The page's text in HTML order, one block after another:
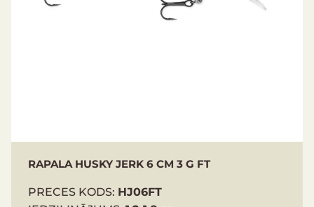
RAPALA HUSKY JERK 6 CM 3 G FT
PRECES KODS: HJ06FT